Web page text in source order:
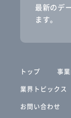
最新のデ
ます。
トップ 事
業界トピックス
お問い合わせ